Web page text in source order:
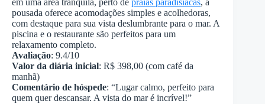
pousada oferece acomodações simples e acolhedoras,
com destaque para sua vista deslumbrante para o mar. A
piscina e o restaurante são perfeitos para um
relaxamento completo.
Avaliação: 9.4/10
Valor da diária inicial: R$ 398,00 (com café da
manhã)
Comentário de hóspede: “Lugar calmo, perfeito para
quem quer descansar. A vista do mar é incrível!”